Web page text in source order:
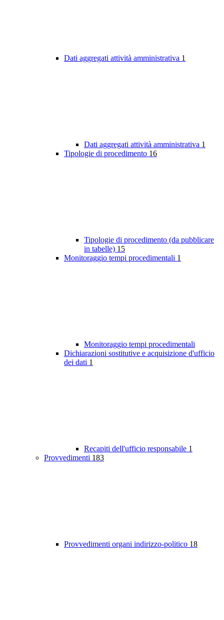
Dati aggregati attività amministrativa 1
Dati aggregati attività amministrativa 1
Tipologie di procedimento 16
Tipologie di procedimento (da pubblicare
in tabelle) 15
Monitoraggio tempi procedimentali 1
Monitoraggio tempi procedimentali
Dichiarazioni sostitutive e acquisizione d'ufficio
dei dati 1
Recapiti dell'ufficio responsabile 1
Provvedimenti 183
Provvedimenti organi indirizzo-politico 18